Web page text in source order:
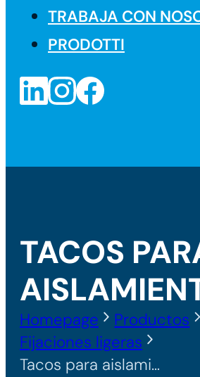
TRABAJA CON
PRODOTTI
TACOS
Homepage
Productos
Fijaciones ligeras
Tacos para aislamiento